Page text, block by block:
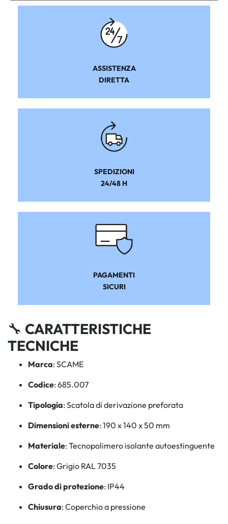
ASSISTENZA
DIRETTA
SPEDIZIONI
24/48 H
PAGAMENTI
SICURI
🔧 CARATTERISTICHE
TECNICHE
Marca: SCAME
Codice: 685.007
Tipologia: Scatola di derivazione preforata
Dimensioni esterne: 190 x 140 x 50 mm
Materiale: Tecnopolimero isolante autoestinguente
Colore: Grigio RAL 7035
Grado di protezione: IP44
Chiusura: Coperchio a pressione